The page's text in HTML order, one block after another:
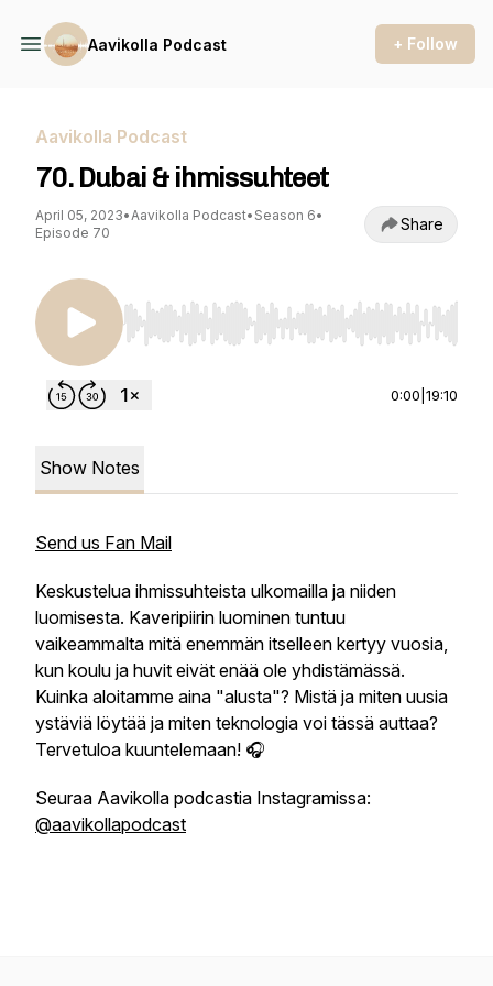
Aavikolla Podcast + Follow
Aavikolla Podcast
70. Dubai & ihmissuhteet
April 05, 2023•Aavikolla Podcast• Season 6•
Episode 70
Share
Use Left/Right to seek, Home/End to jump to
0:00 19:10
Show Notes
Send us Fan Mail
Keskustelua ihmissuhteista ulkomailla ja niiden
luomisesta. Kaveripiirin luominen tuntuu
vaikeammalta mitä enemmän itselleen kertyy vuosia,
kun koulu ja huvit eivät enää ole yhdistämässä.
Kuinka aloitamme aina "alusta"? Mistä ja miten uusia
ystäviä löytää ja miten teknologia voi tässä auttaa?
Tervetuloa kuuntelemaan! 🎧
Seuraa Aavikolla podcastia Instagramissa:
@aavikollapodcast